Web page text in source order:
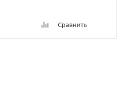
Сравнить